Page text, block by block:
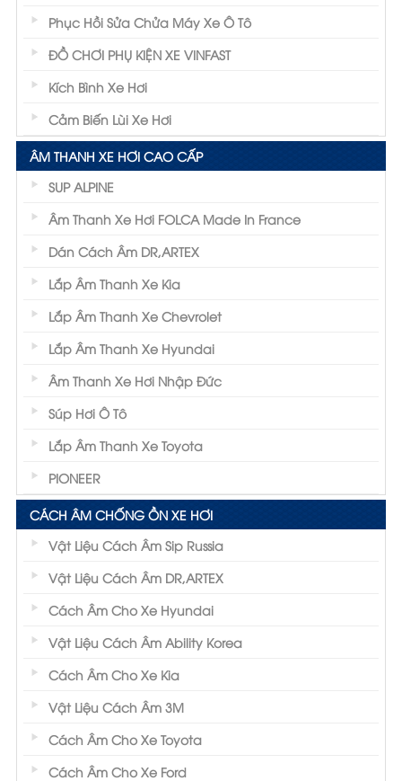
Phục Hồi Sửa Chửa Máy Xe Ô Tô
ĐỒ CHƠI PHỤ KIỆN XE VINFAST
Kích Bình Xe Hơi
Cảm Biến Lùi Xe Hơi
ÂM THANH XE HƠI CAO CẤP
SUP ALPINE
Âm Thanh Xe Hơi FOLCA Made In France
Dán Cách Âm DR,ARTEX
Lắp Âm Thanh Xe Kia
Lắp Âm Thanh Xe Chevrolet
Lắp Âm Thanh Xe Hyundai
Âm Thanh Xe Hơi Nhập Đức
Súp Hơi Ô Tô
Lắp Âm Thanh Xe Toyota
PIONEER
CÁCH ÂM CHỐNG ỒN XE HƠI
Vật Liệu Cách Âm Sip Russia
Vật Liệu Cách Âm DR,ARTEX
Cách Âm Cho Xe Hyundai
Vật Liệu Cách Âm Ability Korea
Cách Âm Cho Xe Kia
Vật Liệu Cách Âm 3M
Cách Âm Cho Xe Toyota
Cách Âm Cho Xe Ford